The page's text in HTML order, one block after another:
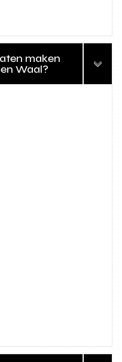
maken
Waal?